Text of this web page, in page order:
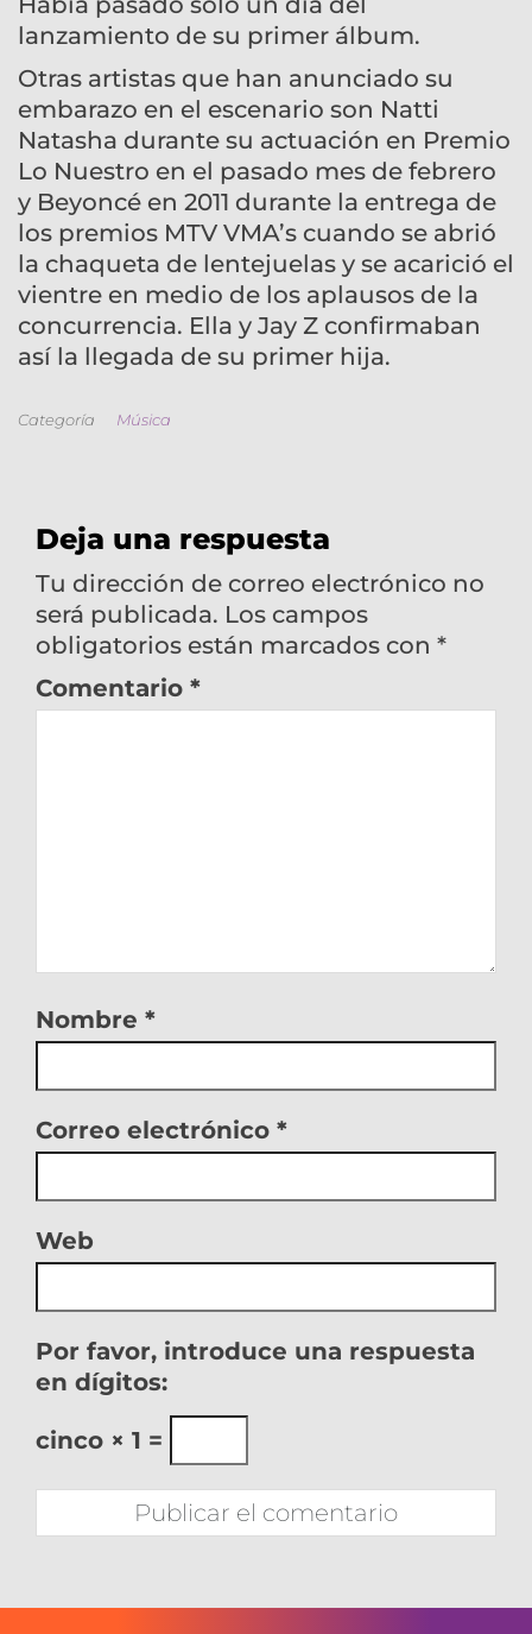
lanzamiento de su primer álbum.
Otras artistas que han anunciado su
embarazo en el escenario son Natti
Natasha durante su actuación en Premio
Lo Nuestro en el pasado mes de febrero
y Beyoncé en 2011 durante la entrega de
los premios MTV VMA’s cuando se abrió
la chaqueta de lentejuelas y se acarició el
vientre en medio de los aplausos de la
concurrencia. Ella y Jay Z confirmaban
así la llegada de su primer hija.
Categoría Música
Deja una respuesta
Tu dirección de correo electrónico no
será publicada. Los campos
obligatorios están marcados con *
Comentario *
Nombre *
Correo electrónico *
Web
Por favor, introduce una respuesta
en dígitos:
cinco × 1 =